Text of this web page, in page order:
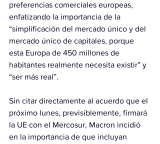
preferencias comerciales europeas,
enfatizando la importancia de la
“simplificación del mercado único y del
mercado único de capitales, porque
esta Europa de 450 millones de
habitantes realmente necesita existir” y
“ser más real”.
Sin citar directamente al acuerdo que el
próximo lunes, previsiblemente, firmará
la UE con el Mercosur, Macron incidió
en la importancia de que incluyan